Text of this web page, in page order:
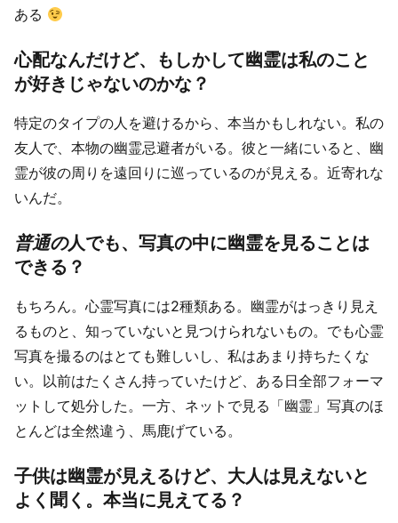
ある
心配なんだけど、もしかして幽霊は私のこと
が好きじゃないのかな？
特定のタイプの人を避けるから、本当かもしれない。私の
友人で、本物の幽霊忌避者がいる。彼と一緒にいると、幽
霊が彼の周りを遠回りに巡っているのが見える。近寄れな
いんだ。
普通の人でも、写真の中に幽霊を見ることは
できる？
もちろん。心霊写真には2種類ある。幽霊がはっきり見え
るものと、知っていないと見つけられないもの。でも心霊
写真を撮るのはとても難しいし、私はあまり持ちたくな
い。以前はたくさん持っていたけど、ある日全部フォーマ
ットして処分した。一方、ネットで見る「幽霊」写真のほ
とんどは全然違う、馬鹿げている。
子供は幽霊が見えるけど、大人は見えないと
よく聞く。本当に見えてる？